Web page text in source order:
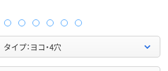
タイプ：ヨコ・4穴